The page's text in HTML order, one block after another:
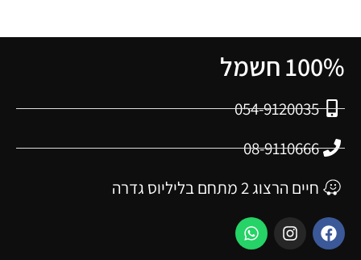
100% חשמל
054-9120035
08-9110666
חיים הרצוג 2 מתחם בליליוס גדרה